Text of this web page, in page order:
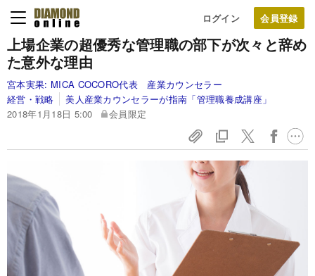
ログイン
上場企業の超優秀な管理職の部下が次々と辞め
た意外な理由
宮本実果: MICA COCORO代表 産業カウンセラー
経営・戦略
美人産業カウンセラーが指南「管理職養成講座」
2018年1月18日 5:00
会員限定